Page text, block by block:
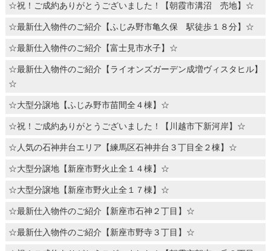
☆祝！ご成約ありがとうございました！【朝霞市溝沼 売地】☆
☆最新仕入物件のご紹介【ふじみ野市亀久保 駅徒歩１８分】☆
☆最新仕入物件のご紹介【富士見市水子】☆
☆最新仕入物件のご紹介【ライオンズガーデン成増ヴィスタヒル】
☆
☆大型分譲地【ふじみ野市苗間全４棟】☆
☆祝！ご成約ありがとうございました！【川越市下新河岸】☆
☆人気の石神井台エリア【練馬区石神井台３丁目全２棟】☆
☆大型分譲地【新座市野火止全１４棟】☆
☆大型分譲地【新座市野火止全１７棟】☆
☆最新仕入物件のご紹介【新座市石神２丁目】☆
☆最新仕入物件のご紹介【新座市野寺３丁目】☆